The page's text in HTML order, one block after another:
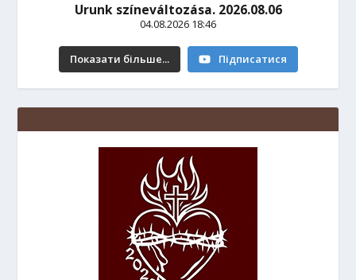
Urunk színeváltozása. 2026.08.06
04.08.2026 18:46
Показати більше... Підписатися